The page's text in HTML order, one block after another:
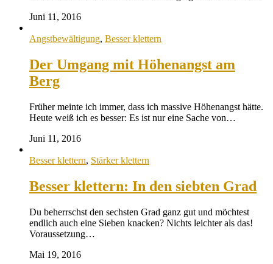
Juni 11, 2016
Angstbewältigung, Besser klettern
Der Umgang mit Höhenangst am
Berg
Früher meinte ich immer, dass ich massive Höhenangst hätte.
Heute weiß ich es besser: Es ist nur eine Sache von…
Juni 11, 2016
Besser klettern, Stärker klettern
Besser klettern: In den siebten Grad
Du beherrschst den sechsten Grad ganz gut und möchtest
endlich auch eine Sieben knacken? Nichts leichter als das!
Voraussetzung…
Mai 19, 2016